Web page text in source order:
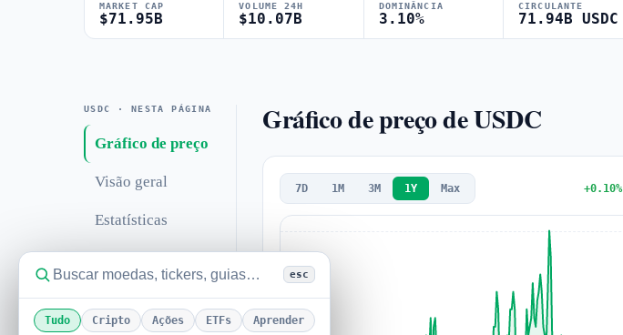
esc
Tudo Cripto Ações ETFs Aprender
MARKET CAP
$71.95B
VOLUME 24H
$10.07B
DOMINÂNCIA
3.10%
CIRCULANTE
71.94B USDC
USDC · NESTA PÁGINA
Gráfico de preço
Visão geral
Estatísticas
Análise técnica
Suporte &
resistência
Gráfico de preço de USDC
7D 1M 3M 1Y Max +0.10%